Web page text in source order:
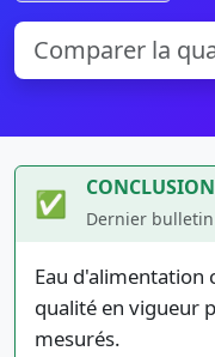
✅ Dernier
Eau d'alimentation
qualité en vigueur
mesurés.